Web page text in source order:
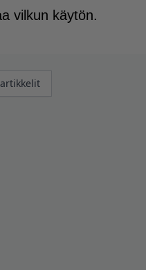
vilkun käytön.